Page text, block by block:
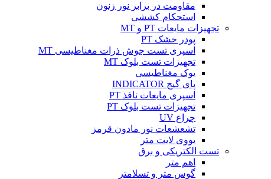
مقاومت در برابر نور زنون
استحکام کششی
تجهیزات مایعات PT و MT
پودر خشک PT
اسپری تست جوش ذرات مغناطیسی MT
تجهیزات تست بلوک MT
یوک مغناطیسی
پای گیج INDICATOR
اسپری مایعات نافذ PT
تجهیزات تست بلوک PT
چراغ UV
تشعشعات نور مادون قرمز
یووی لایت متر
تست الکتریکی و برق
اهم متر
گوس متر و تسلامتر